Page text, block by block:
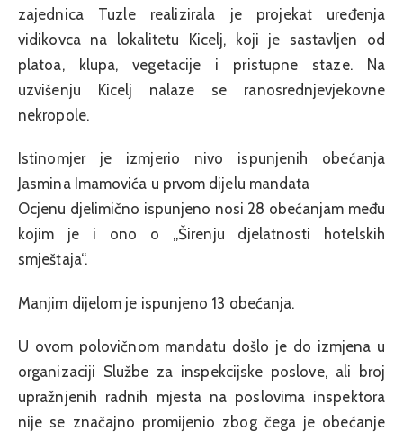
zajednica Tuzle realizirala je projekat uređenja
vidikovca na lokalitetu Kicelj, koji je sastavljen od
platoa, klupa, vegetacije i pristupne staze. Na
uzvišenju Kicelj nalaze se ranosrednjevjekovne
nekropole.
Istinomjer je izmjerio nivo ispunjenih obećanja
Jasmina Imamovića u prvom dijelu mandata
Ocjenu djelimično ispunjeno nosi 28 obećanjam među
kojim je i ono o „Širenju djelatnosti hotelskih
smještaja“.
Manjim dijelom je ispunjeno 13 obećanja.
U ovom polovičnom mandatu došlo je do izmjena u
organizaciji Službe za inspekcijske poslove, ali broj
upražnjenih radnih mjesta na poslovima inspektora
nije se značajno promijenio zbog čega je obećanje